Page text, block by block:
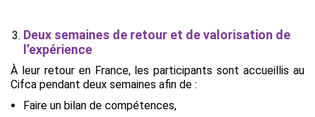
Deux semaines de retour et de valorisation de
l’expérience
À leur retour en France, les participants sont accueillis au
Cifca pendant deux semaines afin de :
Faire un bilan de compétences,